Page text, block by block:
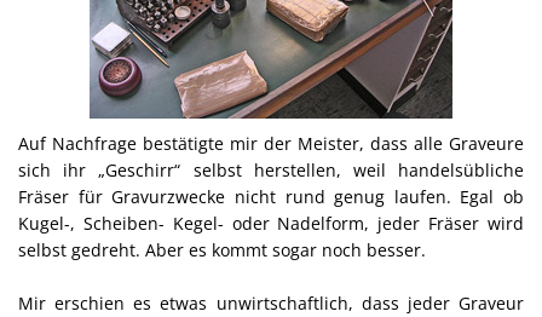
Auf Nachfrage bestätigte mir der Meister, dass alle Graveure
sich ihr „Geschirr“ selbst herstellen, weil handelsübliche
Fräser für Gravurzwecke nicht rund genug laufen. Egal ob
Kugel-, Scheiben- Kegel- oder Nadelform, jeder Fräser wird
selbst gedreht. Aber es kommt sogar noch besser.
Mir erschien es etwas unwirtschaftlich, dass jeder Graveur